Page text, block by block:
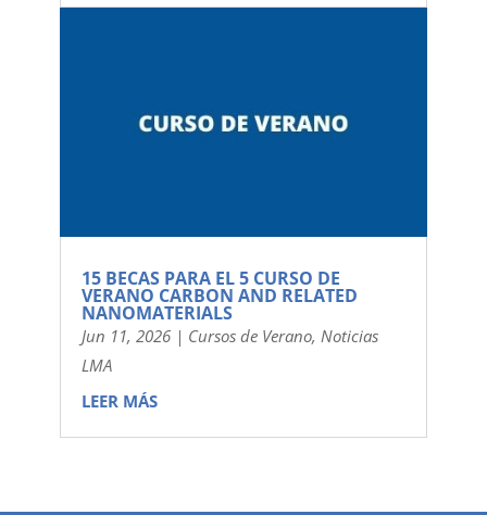
15 BECAS PARA EL 5 CURSO DE
VERANO CARBON AND RELATED
NANOMATERIALS
Jun 11, 2026 | Cursos de Verano, Noticias
LMA
LEER MÁS